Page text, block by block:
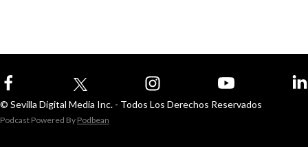
© Sevilla Digital Media Inc. - Todos Los Derechos Reservados
Podcast Powered By Podbean